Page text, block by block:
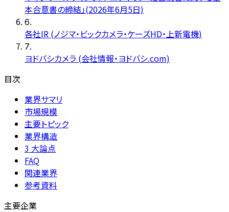
本合意書の締結」(2026年6月5日)
6.
各社IR (ノジマ・ビックカメラ・ケーズHD・上新電機)
7.
ヨドバシカメラ (会社情報・ヨドバシ.com)
目次
業界サマリ
市場規模
主要トピック
業界構造
3 大論点
FAQ
関連業界
参考資料
主要企業